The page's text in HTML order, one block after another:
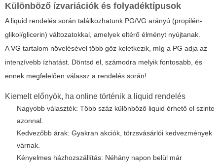
Különböző ízvariációk és folyadéktípusok
A liquid rendelés során találkozhatunk PG/VG arányú (propilén-
glikol/glicerin) változatokkal, amelyek eltérő élményt nyújtanak.
A VG tartalom növelésével több gőz keletkezik, míg a PG adja az
intenzívebb ízhatást. Döntsd el, számodra melyik fontosabb, és
ennek megfelelően válassz a rendelés során!
Kiemelt előnyök, ha online történik a liquid rendelés
Nagyobb választék: Több száz különböző liquid érhető el szinte
azonnal.
Kedvezőbb árak: Gyakran akciók, törzsvásárlói kedvezmények
várnak.
Kényelmes házhozszállítás: Néhány napon belül már